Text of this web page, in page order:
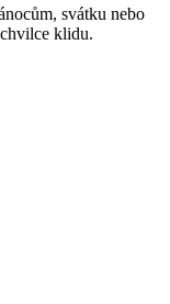
svátku nebo
klidu.